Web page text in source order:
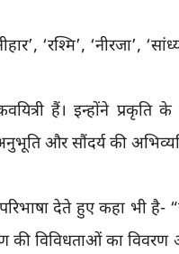
‘रश्मि’, ‘नीरजा’,
हैं। इन्होंने
और सौंदर्य की
देते हुए कहा भी है-
की विविधताओं का